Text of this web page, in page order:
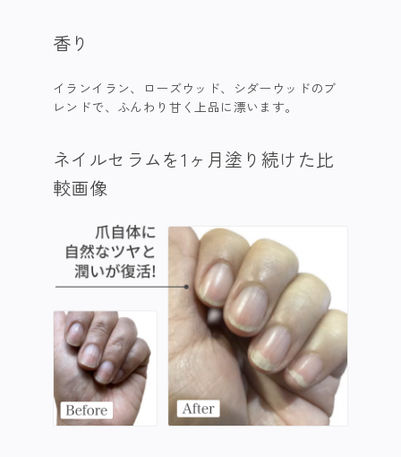
香り
イランイラン、ローズウッド、シダーウッドのブ
レンドで、ふんわり甘く上品に漂います。
ネイルセラムを1ヶ月塗り続けた比
較画像